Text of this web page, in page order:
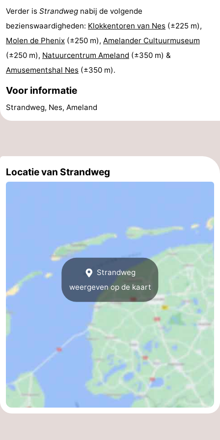
State
(&
Campings
Vakantiehuizen
Landal
Last
Zien
Monumenten
Kerken
Molens
-
Rondvaarten
Boerderijen
-
Speeltuinen
-
Verder is Strandweg nabij de volgende
bezienswaardigheden: Klokkentoren van Nes (±225 m),
Molen de Phenix (±250 m), Amelander Cultuurmuseum
(±250 m), Natuurcentrum Ameland (±350 m) &
Amusementshal Nes (±350 m).
Voor informatie
Strandweg, Nes, Ameland
Locatie van Strandweg
Strandweg
weergeven op de kaart